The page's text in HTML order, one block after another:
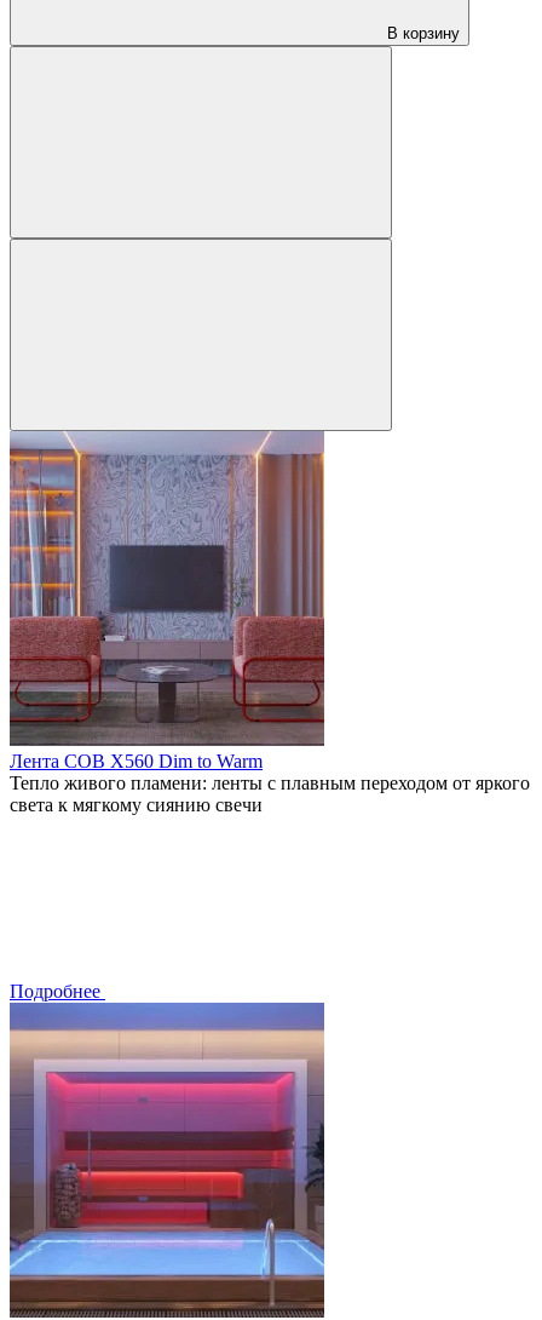
В корзину
Лента COB X560 Dim to Warm
Тепло живого пламени: ленты с плавным переходом от яркого
света к мягкому сиянию свечи
Подробнее